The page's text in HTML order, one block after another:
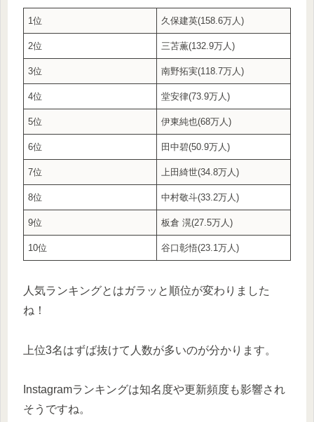
1位 久保建英(158.6万人)
2位 三苫薫(132.9万人)
3位 南野拓実(118.7万人)
4位 堂安律(73.9万人)
5位 伊東純也(68万人)
6位 田中碧(50.9万人)
7位 上田綺世(34.8万人)
8位 中村敬斗(33.2万人)
9位 板倉 滉(27.5万人)
10位 谷口彰悟(23.1万人)
人気ランキングとはガラッと順位が変わりました
ね！
上位3名はずば抜けて人数が多いのが分かります。
Instagramランキングは知名度や更新頻度も影響され
そうですね。